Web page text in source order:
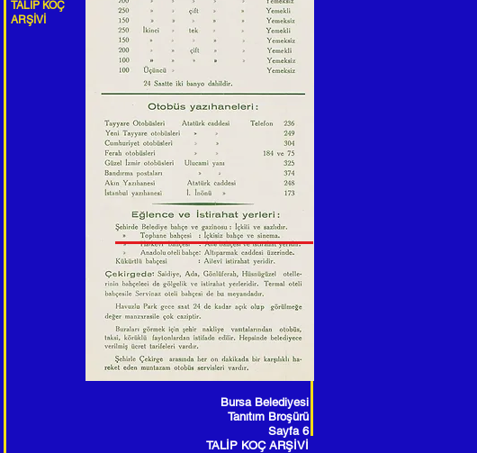
TALİP KOÇ
ARŞİVİ
Bursa Belediyesi
Tanıtım Broşürü
Sayfa 6
TALİP KOÇ ARŞİVİ